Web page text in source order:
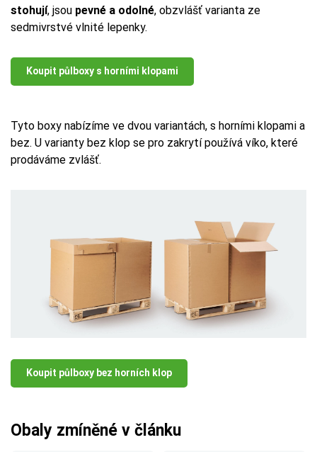
stohují, jsou pevné a odolné, obzvlášť varianta ze
sedmivrstvé vlnité lepenky.
Koupit půlboxy s horními klopami
Tyto boxy nabízíme ve dvou variantách, s horními klopami a
bez. U varianty bez klop se pro zakrytí používá víko, které
prodáváme zvlášť.
Koupit půlboxy bez horních klop
Obaly zmíněné v článku